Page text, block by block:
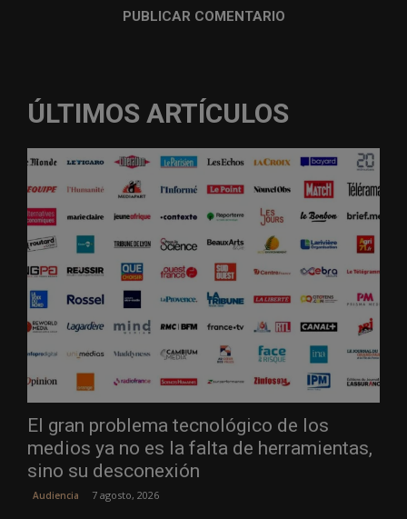
ÚLTIMOS ARTÍCULOS
El gran problema tecnológico de los
medios ya no es la falta de herramientas,
sino su desconexión
Audiencia 7 agosto, 2026